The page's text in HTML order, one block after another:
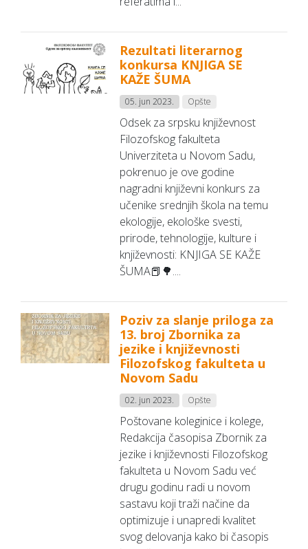
Rezultati literarnog
konkursa KNJIGA SE
KAŽE ŠUMA
05. jun 2023. Opšte
Odsek za srpsku književnost
Filozofskog fakulteta
Univerziteta u Novom Sadu,
pokrenuo je ove godine
nagradni književni konkurs za
učenike srednjih škola na temu
ekologije, ekološke svesti,
prirode, tehnologije, kulture i
književnosti: KNJIGA SE KAŽE
ŠUMA📕🌳....
Poziv za slanje priloga za
13. broj Zbornika za
jezike i književnosti
Filozofskog fakulteta u
Novom Sadu
02. jun 2023. Opšte
Poštovane koleginice i kolege,
Redakcija časopisa Zbornik za
jezike i književnosti Filozofskog
fakulteta u Novom Sadu već
drugu godinu radi u novom
sastavu koji traži načine da
optimizuje i unapredi kvalitet
svog delovanja kako bi časopis